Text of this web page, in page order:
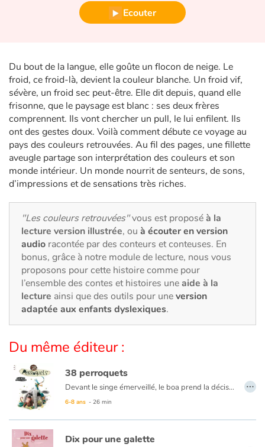
Héroïnes et héros
Les animaux
Voyage, épopée, enquête, aventure
Autour du monde
Apprentissage
Art, espace, activité
Documentaires
En famille
Quotidien et loisirs
À l'école
Fêtes et évènements
Sujets de société
Émotions et sentiments
Ecouter
Du bout de la langue, elle goûte un flocon de neige. Le
froid, ce froid-là, devient la couleur blanche. Un froid vif,
sévère, un froid sec peut-être. Elle dit depuis, quand elle
frisonne, que le paysage est blanc : ses deux frères
comprennent. Ils vont chercher un pull, le lui enfilent. Ils
ont des gestes doux. Voilà comment débute ce voyage au
pays des couleurs retrouvées. Au fil des pages, une fillette
aveugle partage son interprétation des couleurs et son
monde intérieur. Un monde nourrit de senteurs, de sons,
d’impressions et de sensations très riches.
"Les couleurs retrouvées"vous est proposéà la
lecture version illustrée, ou à écouter en version
audio racontée par des conteurs et conteuses. En
bonus, grâce à notre module de lecture, nous vous
proposons pour cette histoire comme pour
l’ensemble des contes et histoires uneaide à la
lecture ainsi que des outils pour uneversion
adaptée aux enfants dyslexiques.
Du même éditeur :
38 perroquets
Devant le singe émerveillé, le boa prend la décision de se mesurer. Le singe propose de l’aider : Plies-toi en deux puis en quatre, c’est simple, ta taille est égale à deux fois ta moitié ou à quatre fois la moitié de ta moitié. Le boa n’est pas satisfait, il se sent entier et non pas moitié. Entrent en scène l’éléphanteau plutôt débonnaire et le perroquet très sûr de lui. Pour mesurer un boa, dit-il, il faut commencer par la queue. Mais ne voyant plus la tête, le doute s’empare des trois animaux : et si le boa était déchiré ? Alerté par des sensations bizarres, le boa vient rappeler à ses amis qu’il désire être mesuré et non vérifié. Le perroquet a alors une idée lumineuse…
6-8 ans - 26 min
…
Dix pour une galette